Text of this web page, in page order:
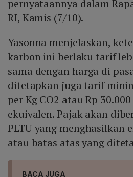
pernyataannya dalam
RI, Kamis (7/10).
Yasonna menjelaskan,
karbon ini berlaku tarif
sama dengan harga di
ditetapkan juga tarif
per Kg CO2 atau Rp
ekuivalen. Pajak akan
PLTU yang menghasilkan
atau batas atas yang
BACA JUGA